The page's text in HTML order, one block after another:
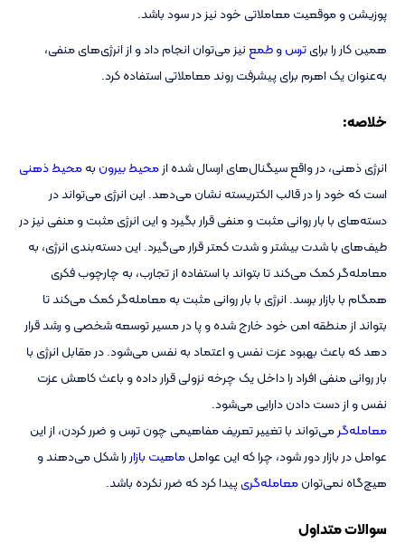
پوزیشن و موقعیت معاملاتی خود نیز در سود باشد.
همین کار را برایترسوطمع نیز می‌توان انجام داد و از انرژی‌های منفی،
به‌عنوان یک اهرم برای پیشرفت روند معاملاتی استفاده کرد.
خلاصه:
انرژی ذهنی، در واقع سیگنال‌های ارسال شده ازمحیط بیرون بهمحیط ذهنی
است که خود را در قالب الکتریسته نشان می‌دهد. این انرژی می‌تواند در
دسته‌های با بار روانی مثبت و منفی قرار بگیرد و این انرژی مثبت و منفی نیز در
طیف‌های با شدت بیشتر و شدت کمتر قرار می‌گیرد. این دسته‌بندی انرژی، به
معامله‌گر کمک می‌کند تا بتواند با استفاده از تجارب، به چارچوب فکری
همگام با بازار برسد. انرژی با بار روانی مثبت به معامله‌گر کمک می‌کند تا
بتواند از منطقه امن خود خارج شده و پا در مسیر توسعه شخصی و رشد قرار
دهد که باعث بهبود عزت نفس و اعتماد به نفس می‌شود. در مقابل انرژی با
بار روانی منفی افراد را داخل یک چرخه نزولی قرار داده و باعث کاهش عزت
نفس و از دست دادن دارایی می‌شود.
معامله‌گرمی‌تواند با تغییر تعریف مفاهیمی چون ترس و ضرر کردن، از این
عوامل در بازار دور شود، چرا که این عواملماهیت بازاررا شکل می‌دهند و
هیچ‌گاه نمی‌توانمعامله‌گریپیدا کرد که ضرر نکرده باشد.
سوالات متداول